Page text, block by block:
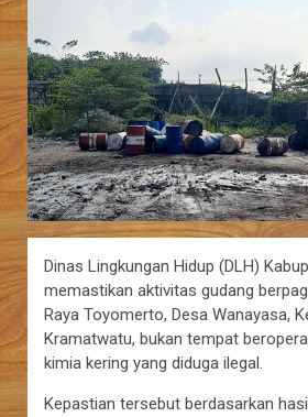
Dinas Lingkungan Hidup (DLH)
memastikan aktivitas gudang
Raya Toyomerto, Desa Wanayasa,
Kramatwatu, bukan tempat
kimia kering yang diduga ilegal.
Kepastian tersebut berdasarkan